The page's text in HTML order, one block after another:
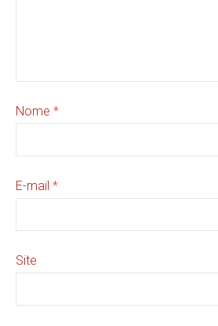
Nome *
E-mail *
Site